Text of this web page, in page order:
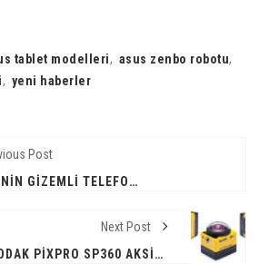
tablet modelleri, asus zenbo robotu,
, yeni haberler
Post
SONY'NIN GIZEMLI TELEFONU İLE İLGILI DETAYLAR !
Next Post
KODAK PIXPRO SP360 AKSIYON KAMERA